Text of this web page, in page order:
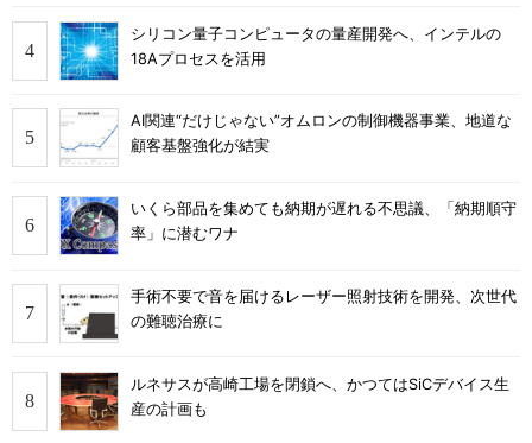
シリコン量子コンピュータの量産開発へ、インテルの
18Aプロセスを活用
AI関連“だけじゃない”オムロンの制御機器事業、地道な
顧客基盤強化が結実
いくら部品を集めても納期が遅れる不思議、「納期順守
率」に潜むワナ
手術不要で音を届けるレーザー照射技術を開発、次世代
の難聴治療に
ルネサスが高崎工場を閉鎖へ、かつてはSiCデバイス生
産の計画も